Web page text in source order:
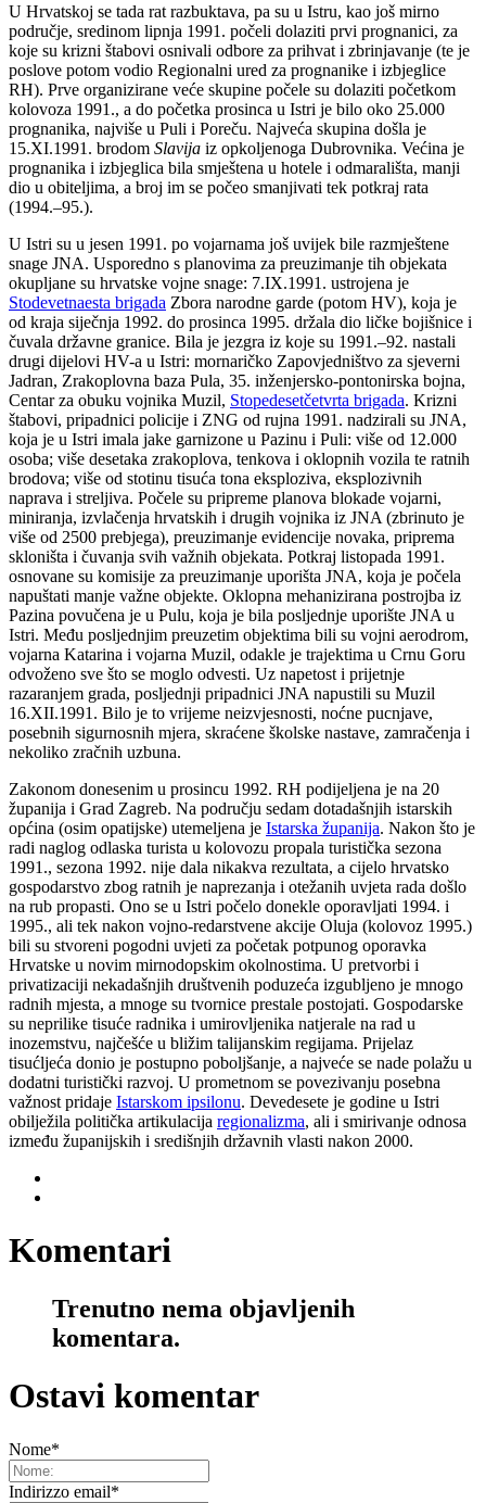
U Hrvatskoj se tada rat razbuktava, pa su u Istru, kao još mirno
područje, sredinom lipnja 1991. počeli dolaziti prvi prognanici, za
koje su krizni štabovi osnivali odbore za prihvat i zbrinjavanje (te je
poslove potom vodio Regionalni ured za prognanike i izbjeglice
RH). Prve organizirane veće skupine počele su dolaziti početkom
kolovoza 1991., a do početka prosinca u Istri je bilo oko 25.000
prognanika, najviše u Puli i Poreču. Najveća skupina došla je
15.XI.1991. brodom Slavija iz opkoljenoga Dubrovnika. Većina je
prognanika i izbjeglica bila smještena u hotele i odmarališta, manji
dio u obiteljima, a broj im se počeo smanjivati tek potkraj rata
(1994.–95.).
U Istri su u jesen 1991. po vojarnama još uvijek bile razmještene
snage JNA. Usporedno s planovima za preuzimanje tih objekata
okupljane su hrvatske vojne snage: 7.IX.1991. ustrojena je
Stodevetnaesta brigada Zbora narodne garde (potom HV), koja je
od kraja siječnja 1992. do prosinca 1995. držala dio ličke bojišnice i
čuvala državne granice. Bila je jezgra iz koje su 1991.–92. nastali
drugi dijelovi HV-a u Istri: mornaričko Zapovjedništvo za sjeverni
Jadran, Zrakoplovna baza Pula, 35. inženjersko-pontonirska bojna,
Centar za obuku vojnika Muzil, Stopedesetčetvrta brigada. Krizni
štabovi, pripadnici policije i ZNG od rujna 1991. nadzirali su JNA,
koja je u Istri imala jake garnizone u Pazinu i Puli: više od 12.000
osoba; više desetaka zrakoplova, tenkova i oklopnih vozila te ratnih
brodova; više od stotinu tisuća tona eksploziva, eksplozivnih
naprava i streljiva. Počele su pripreme planova blokade vojarni,
miniranja, izvlačenja hrvatskih i drugih vojnika iz JNA (zbrinuto je
više od 2500 prebjega), preuzimanje evidencije novaka, priprema
skloništa i čuvanja svih važnih objekata. Potkraj listopada 1991.
osnovane su komisije za preuzimanje uporišta JNA, koja je počela
napuštati manje važne objekte. Oklopna mehanizirana postrojba iz
Pazina povučena je u Pulu, koja je bila posljednje uporište JNA u
Istri. Među posljednjim preuzetim objektima bili su vojni aerodrom,
vojarna Katarina i vojarna Muzil, odakle je trajektima u Crnu Goru
odvoženo sve što se moglo odvesti. Uz napetost i prijetnje
razaranjem grada, posljednji pripadnici JNA napustili su Muzil
16.XII.1991. Bilo je to vrijeme neizvjesnosti, noćne pucnjave,
posebnih sigurnosnih mjera, skraćene školske nastave, zamračenja i
nekoliko zračnih uzbuna.
Zakonom donesenim u prosincu 1992. RH podijeljena je na 20
županija i Grad Zagreb. Na području sedam dotadašnjih istarskih
općina (osim opatijske) utemeljena je Istarska županija. Nakon što je
radi naglog odlaska turista u kolovozu propala turistička sezona
1991., sezona 1992. nije dala nikakva rezultata, a cijelo hrvatsko
gospodarstvo zbog ratnih je naprezanja i otežanih uvjeta rada došlo
na rub propasti. Ono se u Istri počelo donekle oporavljati 1994. i
1995., ali tek nakon vojno-redarstvene akcije Oluja (kolovoz 1995.)
bili su stvoreni pogodni uvjeti za početak potpunog oporavka
Hrvatske u novim mirnodopskim okolnostima. U pretvorbi i
privatizaciji nekadašnjih društvenih poduzeća izgubljeno je mnogo
radnih mjesta, a mnoge su tvornice prestale postojati. Gospodarske
su neprilike tisuće radnika i umirovljenika natjerale na rad u
inozemstvu, najčešće u bližim talijanskim regijama. Prijelaz
tisućljeća donio je postupno poboljšanje, a najveće se nade polažu u
dodatni turistički razvoj. U prometnom se povezivanju posebna
važnost pridaje Istarskom ipsilonu. Devedesete je godine u Istri
obilježila politička artikulacija regionalizma, ali i smirivanje odnosa
između županijskih i središnjih državnih vlasti nakon 2000.
Komentari
Trenutno nema objavljenih
komentara.
Ostavi komentar
Nome*
Indirizzo email*